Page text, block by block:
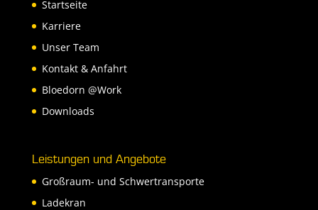
Startseite
Karriere
Unser Team
Kontakt & Anfahrt
Bloedorn @Work
Downloads
Leistungen und Angebote
Großraum- und Schwertransporte
Ladekran